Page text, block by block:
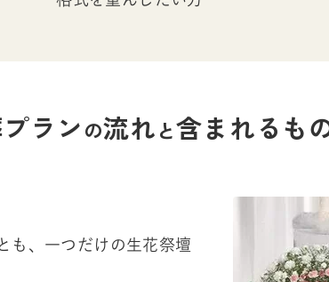
ランの流れと含まれるも
も、一つだけの生花祭壇